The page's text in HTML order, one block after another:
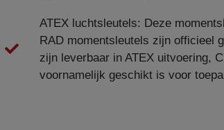
ATEX luchtsleutels: Deze
RAD momentsleutels zijn officieel
zijn leverbaar in ATEX uitvoering,
voornamelijk geschikt is voor